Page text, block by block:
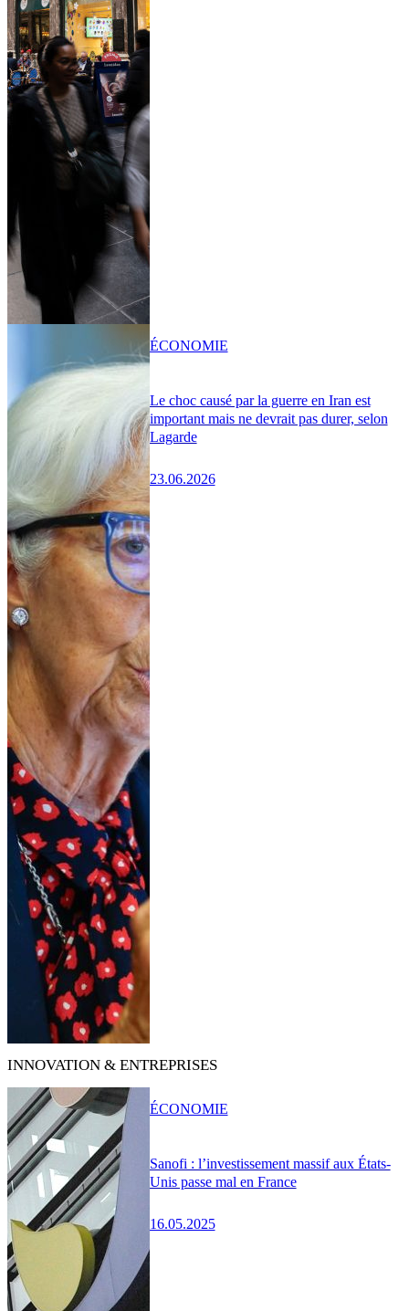
Le choc causé par la guerre en Iran est
important mais ne devrait pas durer, selon
Lagarde
23.06.2026
ÉCONOMIE
INNOVATION & ENTREPRISES
Sanofi : l’investissement massif aux États-
Unis passe mal en France
16.05.2025
ÉCONOMIE